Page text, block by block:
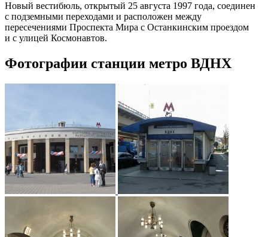
Новый вестибюль, открытый 25 августа 1997 года, соединен
с подземными переходами и расположен между
пересечениями Проспекта Мира с Останкинским проездом
и с улицей Космонавтов.
Фотографии станции метро ВДНХ